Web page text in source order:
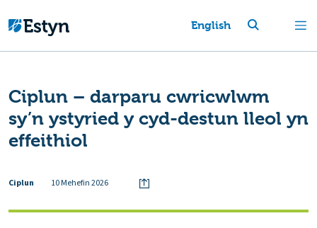
English
Ciplun – darparu cwricwlwm
sy’n ystyried y cyd-destun lleol yn
effeithiol
Ciplun 10 Mehefin 2026